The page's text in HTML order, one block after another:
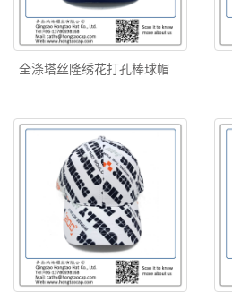
全涤塔丝隆绣花打孔棒球帽